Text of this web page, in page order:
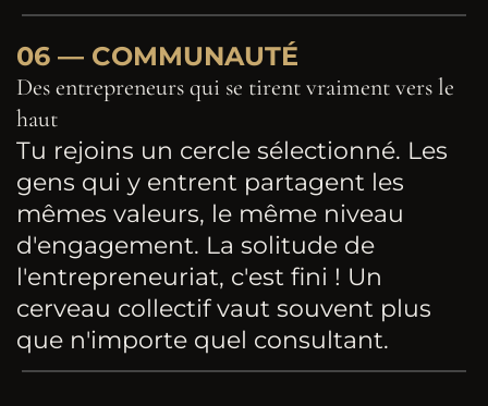
06 — COMMUNAUTÉ
Des entrepreneurs qui se tirent vraiment vers le
haut
Tu rejoins un cercle sélectionné. Les
gens qui y entrent partagent les
mêmes valeurs, le même niveau
d'engagement. La solitude de
l'entrepreneuriat, c'est fini ! Un
cerveau collectif vaut souvent plus
que n'importe quel consultant.